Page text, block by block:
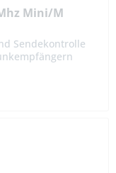
Mini/M
Sendekontrolle